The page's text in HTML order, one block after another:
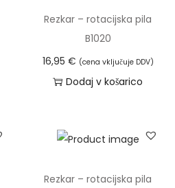
Rezkar – rotacijska pila
B1020
16,95 € (cena vključuje DDV)
Dodaj v košarico
Rezkar – rotacijska pila